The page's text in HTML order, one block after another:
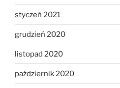
styczeń 2021
grudzień 2020
listopad 2020
październik 2020